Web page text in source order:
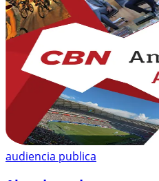
audiencia publica